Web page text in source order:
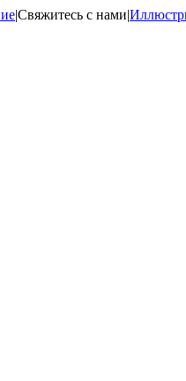
|Свяжитесь с нами|